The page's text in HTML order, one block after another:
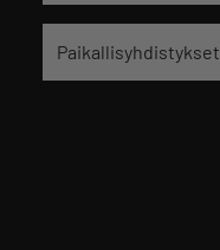
Paikallisyhdistykset